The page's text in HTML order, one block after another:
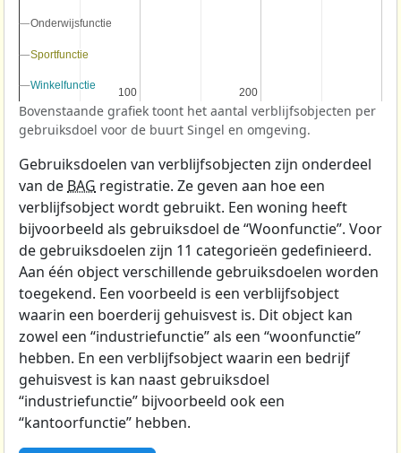
100
100 200
200
Onderwijsfunctie
Onderwijsfunctie
Sportfunctie
Sportfunctie
Winkelfunctie
Winkelfunctie
Bovenstaande grafiek toont het aantal verblijfsobjecten per
gebruiksdoel voor de buurt Singel en omgeving.
Gebruiksdoelen van verblijfsobjecten zijn onderdeel
van de BAG registratie. Ze geven aan hoe een
verblijfsobject wordt gebruikt. Een woning heeft
bijvoorbeeld als gebruiksdoel de “Woonfunctie”. Voor
de gebruiksdoelen zijn 11 categorieën gedefinieerd.
Aan één object verschillende gebruiksdoelen worden
toegekend. Een voorbeeld is een verblijfsobject
waarin een boerderij gehuisvest is. Dit object kan
zowel een “industriefunctie” als een “woonfunctie”
hebben. En een verblijfsobject waarin een bedrijf
gehuisvest is kan naast gebruiksdoel
“industriefunctie” bijvoorbeeld ook een
“kantoorfunctie” hebben.